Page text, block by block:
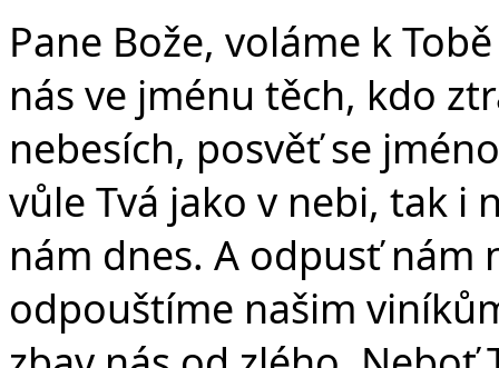
Pane Bože, voláme k
nás ve jménu těch, kdo
nebesích, posvěť se
vůle Tvá jako v nebi, tak i
nám dnes. A odpusť nám
odpouštíme našim